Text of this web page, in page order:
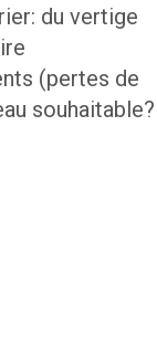
du vertige
(pertes de
souhaitable?